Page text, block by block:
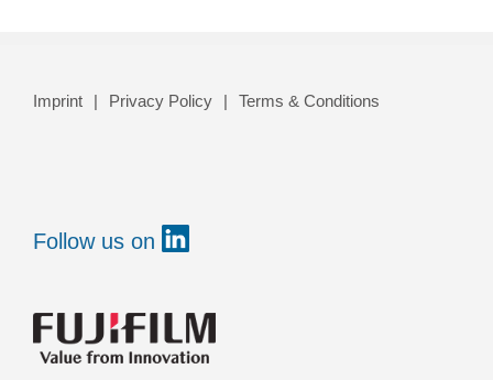
Imprint Privacy Policy Terms & Conditions
Follow us on